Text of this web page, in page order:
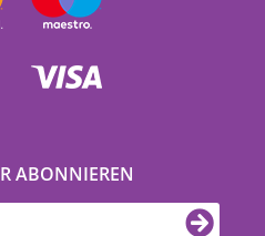
ABONNIEREN